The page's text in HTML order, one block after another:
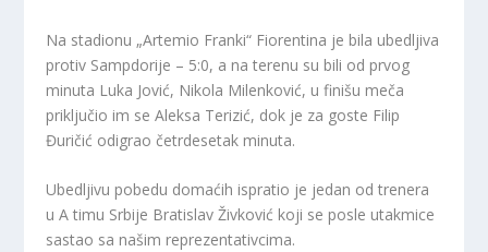
Na stadionu „Artemio Franki“ Fiorentina je bila ubedljiva
protiv Sampdorije – 5:0, a na terenu su bili od prvog
minuta Luka Jović, Nikola Milenković, u finišu meča
priključio im se Aleksa Terizić, dok je za goste Filip
Đuričić odigrao četrdesetak minuta.
Ubedljivu pobedu domaćih ispratio je jedan od trenera
u A timu Srbije Bratislav Živković koji se posle utakmice
sastao sa našim reprezentativcima.